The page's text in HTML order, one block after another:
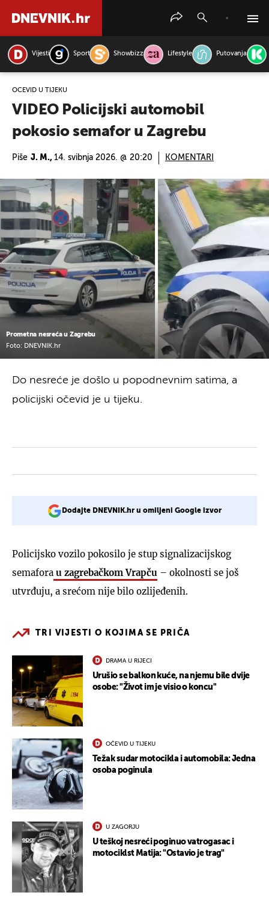
Vijesti Sport Showbizz Lifestyle Putovanja
OČEVID U TIJEKU
VIDEO Policijski automobil
pokosio semafor u Zagrebu
Piše J. M., 14. svibnja 2026. @ 20:20 KOMENTARI
Prometna nesreća u Zagrebu
Foto: DNEVNIK.hr
Do nesreće je došlo u popodnevnim satima, a
policijski očevid je u tijeku.
Dodajte DNEVNIK.hr u omiljeni Google izvor
Policijsko vozilo pokosilo je stup signalizacijskog
semafora u zagrebačkom Vrapču – okolnosti se još
utvrđuju, a srećom nije bilo ozlijeđenih.
TRI VIJESTI O KOJIMA SE PRIČA
DRAMA U RIJECI
Urušio se balkon kuće, na njemu bile dvije
osobe: "Život im je visio o koncu"
OČEVID U TIJEKU
Težak sudar motocikla i automobila: Jedna
osoba poginula
U ZAGORJU
U teškoj nesreći poginuo vatrogasac i
motociklst Matija: "Ostavio je trag"
PRETRAŽITE VIJESTI